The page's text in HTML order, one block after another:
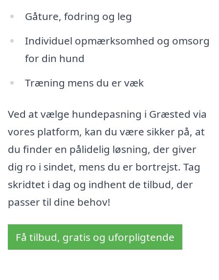
Gåture, fodring og leg
Individuel opmærksomhed og omsorg
for din hund
Træning mens du er væk
Ved at vælge hundepasning i Græsted via
vores platform, kan du være sikker på, at
du finder en pålidelig løsning, der giver
dig ro i sindet, mens du er bortrejst. Tag
skridtet i dag og indhent de tilbud, der
passer til dine behov!
Få tilbud, gratis og uforpligtende